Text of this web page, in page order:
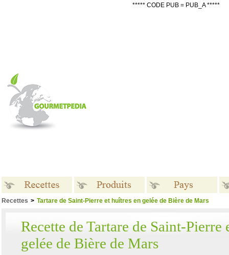
***** CODE PUB = PUB_A *****
Recettes > Tartare de Saint-Pierre et huîtres en gelée de Bière de Mars
Recette de Tartare de Saint-Pierre
gelée de Bière de Mars